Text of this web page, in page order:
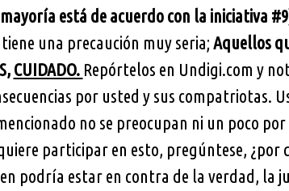
está de acuerdo con la iniciativa
una precaución muy seria;Aquellos
CUIDADO. Repórtelos en Undigi.com y
por usted y sus compatriotas.
no se preocupan ni un poco
participar en esto, pregúntese, ¿por
podría estar en contra de la verdad, la